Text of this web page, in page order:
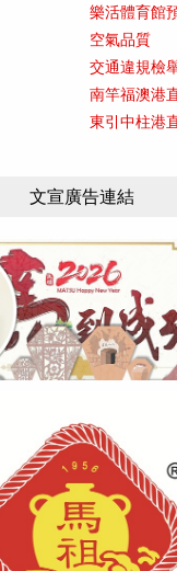
樂活體育館
空氣品質
交通違規檢
南竿福澳港
東引中柱港
文宣廣告連結